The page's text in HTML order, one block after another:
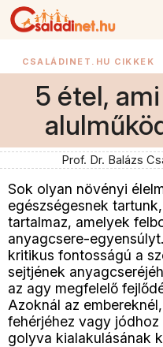
CSALÁDINET.HU CIKKEK
5 étel,
Prof. Dr. Balázs
Sok olyan növényi
egészségesnek
tartalmaz, amelyek
anyagcsere-
kritikus fontosságú a
sejtjének
az agy megfelelő
Azoknál az
fehérjéhez vagy
golyva kialakulásának